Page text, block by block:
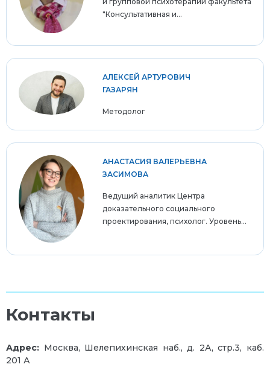
"Консультативная и...
АЛЕКСЕЙ АРТУРОВИЧ
ГАЗАРЯН
Методолог
АНАСТАСИЯ ВАЛЕРЬЕВНА
ЗАСИМОВА
Ведущий аналитик Центра
доказательного социального
проектирования, психолог. Уровень...
Контакты
Адрес: Москва, Шелепихинская наб., д. 2А, стр.3, каб.
201 А